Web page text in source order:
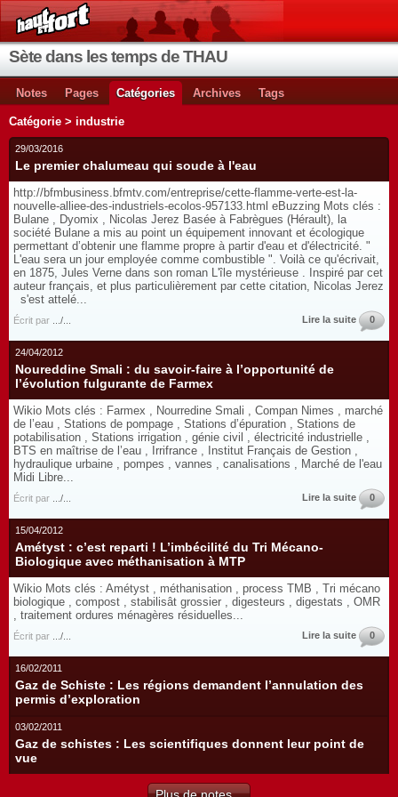
Sète dans les temps de THAU
Notes Pages Catégories Archives Tags
Catégorie > industrie
29/03/2016
Le premier chalumeau qui soude à l'eau
http://bfmbusiness.bfmtv.com/entreprise/cette-flamme-verte-est-la-
nouvelle-alliee-des-industriels-ecolos-957133.html eBuzzing Mots clés :
Bulane , Dyomix , Nicolas Jerez Basée à Fabrègues (Hérault), la
société Bulane a mis au point un équipement innovant et écologique
permettant d’obtenir une flamme propre à partir d'eau et d'électricité. "
L'eau sera un jour employée comme combustible ". Voilà ce qu'écrivait,
en 1875, Jules Verne dans son roman L'île mystérieuse . Inspiré par cet
auteur français, et plus particulièrement par cette citation, Nicolas Jerez
s'est attelé...
Écrit par .../... Lire la suite 0
24/04/2012
Noureddine Smali : du savoir-faire à l’opportunité de
l’évolution fulgurante de Farmex
Wikio Mots clés : Farmex , Nourredine Smali , Compan Nimes , marché
de l’eau , Stations de pompage , Stations d’épuration , Stations de
potabilisation , Stations irrigation , génie civil , électricité industrielle ,
BTS en maîtrise de l’eau , Irrifrance , Institut Français de Gestion ,
hydraulique urbaine , pompes , vannes , canalisations , Marché de l'eau
Midi Libre...
Écrit par .../... Lire la suite 0
15/04/2012
Amétyst : c’est reparti ! L’imbécilité du Tri Mécano-
Biologique avec méthanisation à MTP
Wikio Mots clés : Amétyst , méthanisation , process TMB , Tri mécano
biologique , compost , stabilisât grossier , digesteurs , digestats , OMR
, traitement ordures ménagères résiduelles...
Écrit par .../... Lire la suite 0
16/02/2011
Gaz de Schiste : Les régions demandent l’annulation des
permis d’exploration
03/02/2011
Gaz de schistes : Les scientifiques donnent leur point de
vue